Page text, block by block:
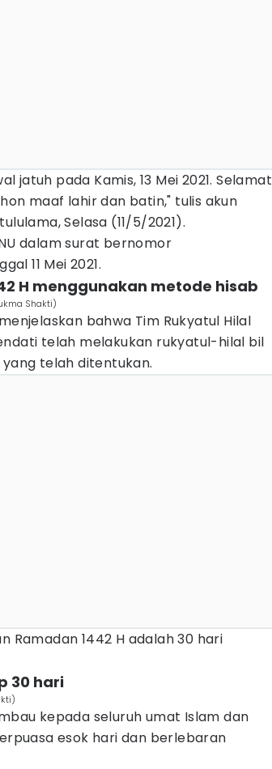
jatuh pada Kamis, 13 Mei 2021. Selamat
maaf lahir dan batin," tulis akun
Selasa (11/5/2021).
dalam surat bernomor
11 Mei 2021.
H menggunakan metode hisab
Shakti)
bahwa Tim Rukyatul Hilal
telah melakukan rukyatul-hilal bil
telah ditentukan.
Ramadan 1442 H adalah 30 hari
30 hari
kepada seluruh umat Islam dan
esok hari dan berlebaran